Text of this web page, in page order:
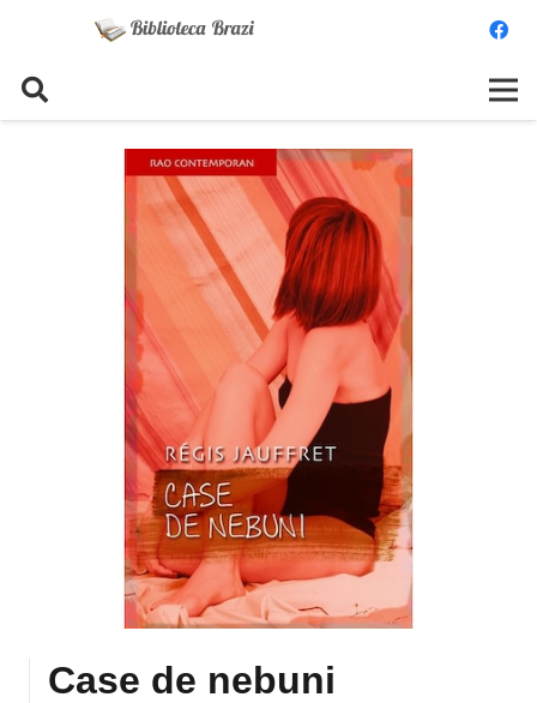
Case de nebuni